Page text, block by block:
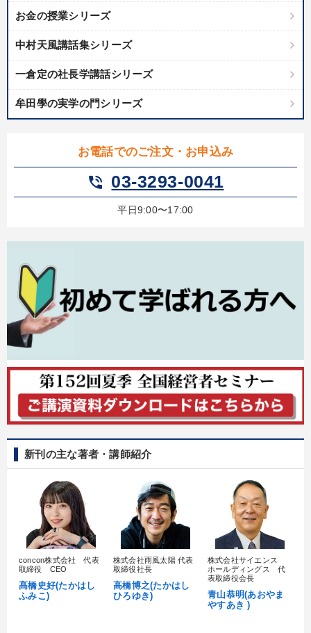
お金の授業シリーズ
中村天風講話集シリーズ
一倉定の社長学講話シリーズ
牟田學の実学の門シリーズ
お電話でのご注文・お申込み
phone_in_talk 03-3293-0041
平日9:00〜17:00
新刊の主な著者・講師紹介
concon株式会社 代表
取締役 CEO
髙橋史好(たかはし
ふみこ)
株式会社雨風太陽 代表
取締役社長
高橋博之(たかはし
ひろゆき)
株式会社サイエンス
ホールディングス 代
表取締役会長
青山恭明(あおやま
やすあき )